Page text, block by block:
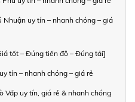
uy tín – nhanh chóng – giá
tốt – Đúng tiến độ – Đúng tải]
tín – nhanh chóng – giá rẻ
Vấp uy tín, giá rẻ & nhanh chóng